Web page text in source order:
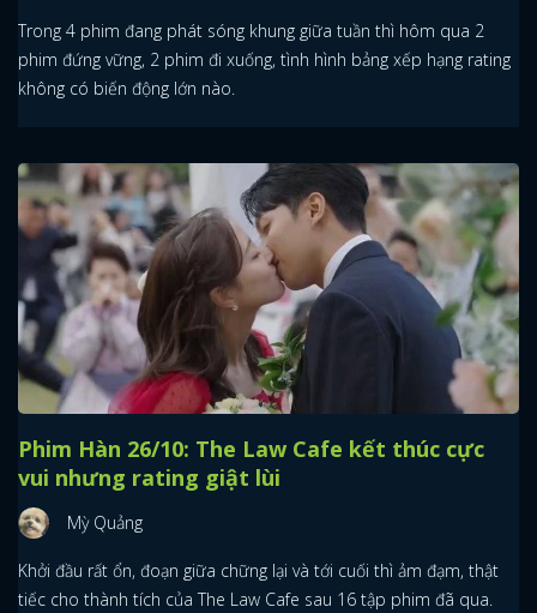
Trong 4 phim đang phát sóng khung giữa tuần thì hôm qua 2
phim đứng vững, 2 phim đi xuống, tình hình bảng xếp hạng rating
không có biến động lớn nào.
Phim Hàn 26/10: The Law Cafe kết thúc cực
vui nhưng rating giật lùi
Mỳ Quảng
Khởi đầu rất ổn, đoạn giữa chững lại và tới cuối thì ảm đạm, thật
tiếc cho thành tích của The Law Cafe sau 16 tập phim đã qua.